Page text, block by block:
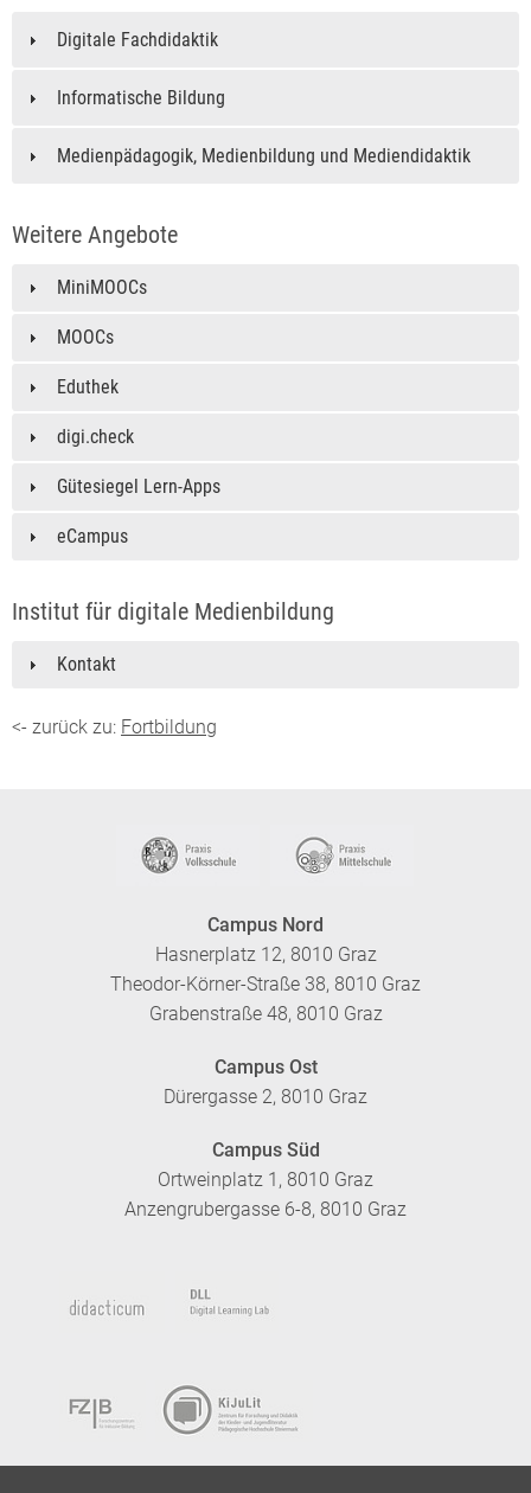
Digitale Fachdidaktik
Informatische Bildung
Medienpädagogik, Medienbildung und Mediendidaktik
Weitere Angebote
MiniMOOCs
MOOCs
Eduthek
digi.check
Gütesiegel Lern-Apps
eCampus
Institut für digitale Medienbildung
Kontakt
<- zurück zu: Fortbildung
Campus Nord
Hasnerplatz 12, 8010 Graz
Theodor-Körner-Straße 38, 8010 Graz
Grabenstraße 48, 8010 Graz
Campus Ost
Dürergasse 2, 8010 Graz
Campus Süd
Ortweinplatz 1, 8010 Graz
Anzengrubergasse 6-8, 8010 Graz